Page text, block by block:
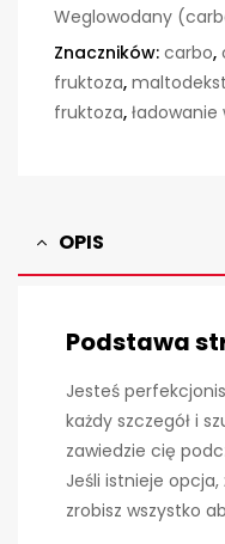
Weglowodany
Znaczników: carbo,
fruktoza,
fruktoza,
OPIS
Podstawa
Jesteś
każdy szczegół i
zawiedzie cię
Jeśli istnieje
zrobisz wszystko